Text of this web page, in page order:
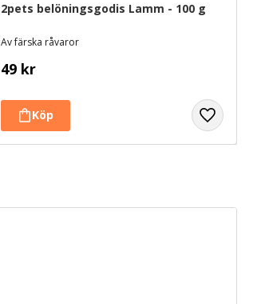
2pets belöningsgodis Lamm - 100 g
Av färska råvaror
49 kr